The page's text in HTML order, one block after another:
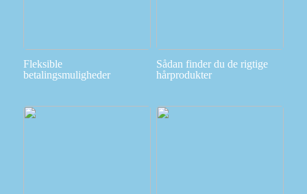
Fleksible
betalingsmuligheder
Sådan finder du de rigtige
hårprodukter